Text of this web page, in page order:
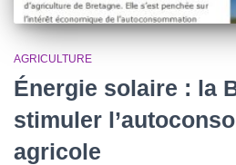
AGRICULTURE
Énergie solaire : la
stimuler
agricole